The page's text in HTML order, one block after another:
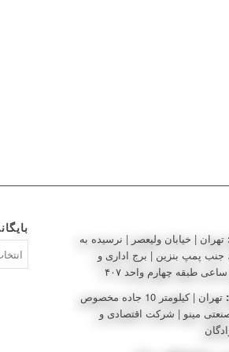
تهران | خیابان ولیعصر | نرسیده به
پمپ بنزین | برج اداری و
طبقه چهارم واحد ۴۰۷
تهران | کیلومتر 10 جاده مخصوص
مینو | شرکت اقتصادی و